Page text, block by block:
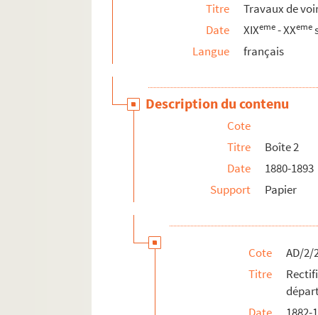
Titre
Travaux de
Date
XIXeme- XXeme
Langue
français
Description du contenu
Cote
Titre
Boîte 2
Date
1880-1893
Support
Papier
Cote
AD/2/
Titre